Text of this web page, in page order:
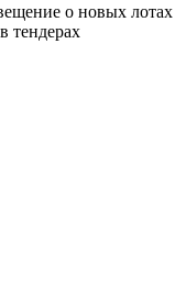
о новых лотах
тендерах